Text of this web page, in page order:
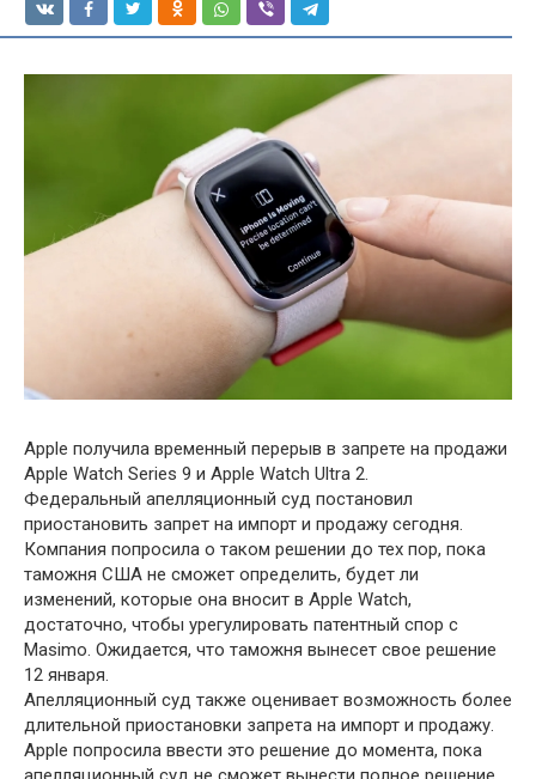
Apple получила временный перерыв в запрете на продажи
Apple Watch Series 9 и Apple Watch Ultra 2.
Федеральный апелляционный суд постановил
приостановить запрет на импорт и продажу сегодня.
Компания попросила о таком решении до тех пор, пока
таможня США не сможет определить, будет ли
изменений, которые она вносит в Apple Watch,
достаточно, чтобы урегулировать патентный спор с
Masimo. Ожидается, что таможня вынесет свое решение
12 января.
Апелляционный суд также оценивает возможность более
длительной приостановки запрета на импорт и продажу.
Apple попросила ввести это решение до момента, пока